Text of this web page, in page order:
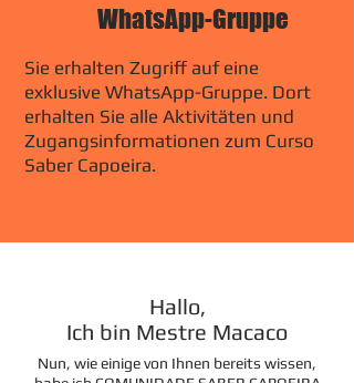
WhatsApp-Gruppe
Sie erhalten Zugriff auf eine
exklusive WhatsApp-Gruppe. Dort
erhalten Sie alle Aktivitäten und
Zugangsinformationen zum Curso
Saber Capoeira.
Hallo,
Ich bin Mestre Macaco
Nun, wie einige von Ihnen bereits wissen,